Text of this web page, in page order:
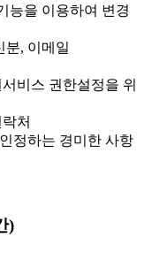
능을 이용하여 변경
, 이메일
비스 권한설정을 위
처
정하는 경미한 사항
)